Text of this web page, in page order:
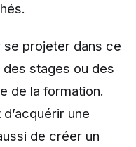
se projeter dans ce
stages ou des
de la formation.
une
de créer un